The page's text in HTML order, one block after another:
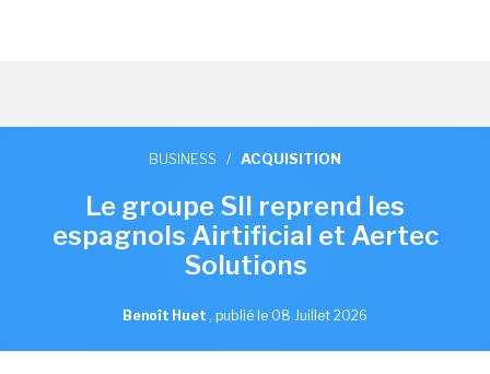
BUSINESS / ACQUISITION
Le groupe SII reprend les
espagnols Airtificial et Aertec
Solutions
Benoît Huet , publié le 08 Juillet 2026